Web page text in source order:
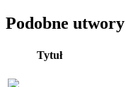
Podobne utwory
Tytuł